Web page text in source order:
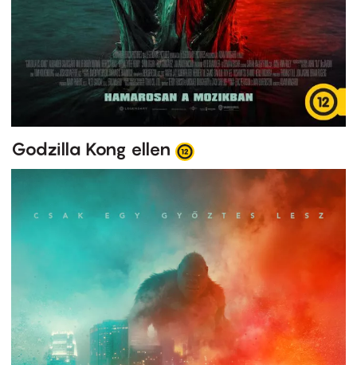
Godzilla Kong ellen